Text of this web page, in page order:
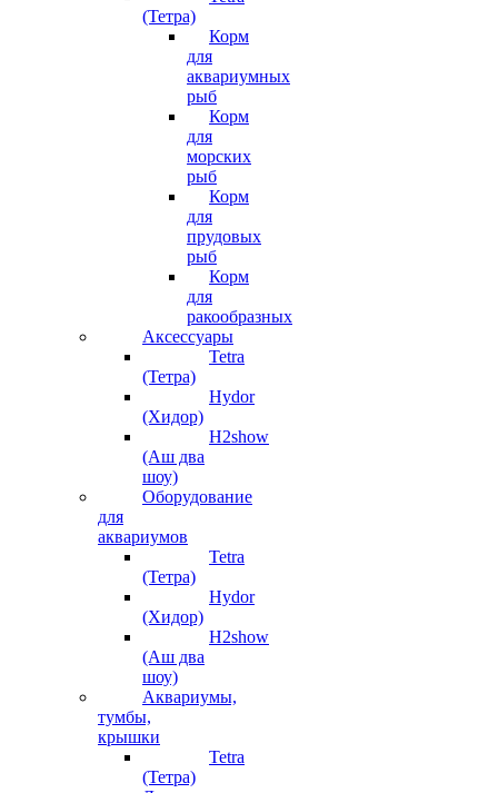
(Тетра)
Корм
для
аквариумных
рыб
Корм
для
морских
рыб
Корм
для
прудовых
рыб
Корм
для
ракообразных
Аксессуары
Tetra
(Тетра)
Hydor
(Хидор)
H2show
(Аш два
шоу)
Оборудование
для
аквариумов
Tetra
(Тетра)
Hydor
(Хидор)
H2show
(Аш два
шоу)
Аквариумы,
тумбы,
крышки
Tetra
(Тетра)